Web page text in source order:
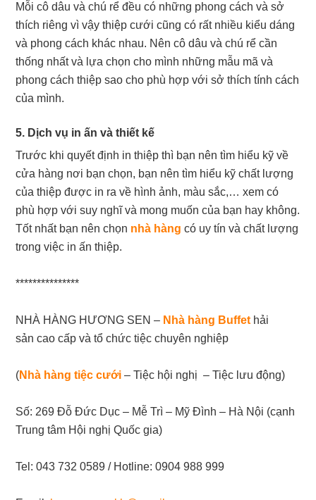
Mỗi cô dâu và chú rể đều có những phong cách và sở
thích riêng vì vậy thiệp cưới cũng có rất nhiều kiểu dáng
và phong cách khác nhau. Nên cô dâu và chú rể cần
thống nhất và lựa chọn cho mình những mẫu mã và
phong cách thiệp sao cho phù hợp với sở thích tính cách
của mình.
5. Dịch vụ in ấn và thiết kế
Trước khi quyết định in thiệp thì bạn nên tìm hiểu kỹ về
cửa hàng nơi bạn chọn, bạn nên tìm hiểu kỹ chất lượng
của thiệp được in ra về hình ảnh, màu sắc,… xem có
phù hợp với suy nghĩ và mong muốn của bạn hay không.
Tốt nhất bạn nên chọn nhà hàng có uy tín và chất lượng
trong việc in ấn thiệp.
***************
NHÀ HÀNG HƯƠNG SEN – Nhà hàng Buffet hải
sản cao cấp và tổ chức tiệc chuyên nghiệp
(Nhà hàng tiệc cưới – Tiệc hội nghị – Tiệc lưu động)
Số: 269 Đỗ Đức Dục – Mễ Trì – Mỹ Đình – Hà Nội (cạnh
Trung tâm Hội nghị Quốc gia)
Tel: 043 732 0589 / Hotline: 0904 988 999